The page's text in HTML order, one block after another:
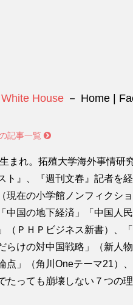
House － Home |
記事一覧
まれ。拓殖大学海外事情研
ト』、『週刊文春』記者を
現在の小学館ノンフィクシ
中国の地下経済」「中国人
（ＰＨＰビジネス新書）、
らけの対中国戦略」（新人
点」（角川Oneテーマ21）
たっても崩壊しない７つの